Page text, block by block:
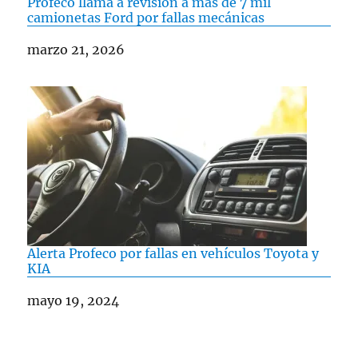
camionetas Ford por fallas mecánicas
Fecha
marzo 21, 2026
Alerta Profeco por fallas en vehículos Toyota y
KIA
Fecha
mayo 19, 2024